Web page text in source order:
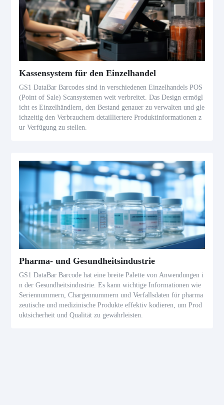
Kassensystem für den Einzelhandel
GS1 DataBar Barcodes sind in verschiedenen Einzelhandels POS
(Point of Sale) Scansystemen weit verbreitet. Das Design ermögl
icht es Einzelhändlern, den Bestand genauer zu verwalten und gle
ichzeitig den Verbrauchern detailliertere Produktinformationen z
ur Verfügung zu stellen.
Pharma- und Gesundheitsindustrie
GS1 DataBar Barcode hat eine breite Palette von Anwendungen i
n der Gesundheitsindustrie. Es kann wichtige Informationen wie
Seriennummern, Chargennummern und Verfallsdaten für pharma
zeutische und medizinische Produkte effektiv kodieren, um Prod
uktsicherheit und Qualität zu gewährleisten.